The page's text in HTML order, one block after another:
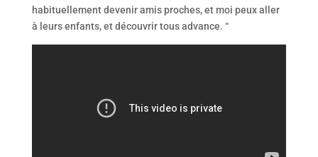
habituellement devenir amis proches, et moi peux aller
à leurs enfants, et découvrir tous advance. “